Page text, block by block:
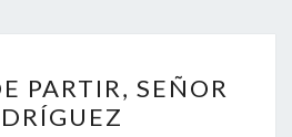
HORA
DE
PARTIR, SEÑOR